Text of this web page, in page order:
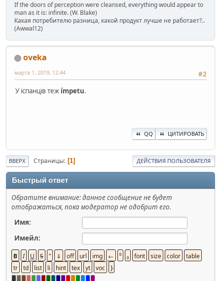
If the doors of perception were cleansed, everything would appear to
man as it is: infinite. (W. Blake)
Какая потребителю разница, какой продукт лучше не работает?..
(Awwal12)
oveka
#2
марта 1, 2019, 12:44
У іспанців теж ímpetu.
QQ ЦИТИРОВАТЬ
ВВЕРХ Страницы 1 ДЕЙСТВИЯ ПОЛЬЗОВАТЕЛЯ
Быстрый ответ
Обратите внимание: данное сообщение не будет
отображаться, пока модератор не одобрит его.
Имя:
Имейл: